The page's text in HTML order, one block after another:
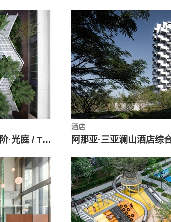
仁恒海上源下沉庭院——云阶·光庭 / TROP : terrains + open space
酒店